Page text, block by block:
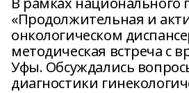
«Продолжительная и
онкологическом
методическая встреча с
Уфы. Обсуждались
диагностики